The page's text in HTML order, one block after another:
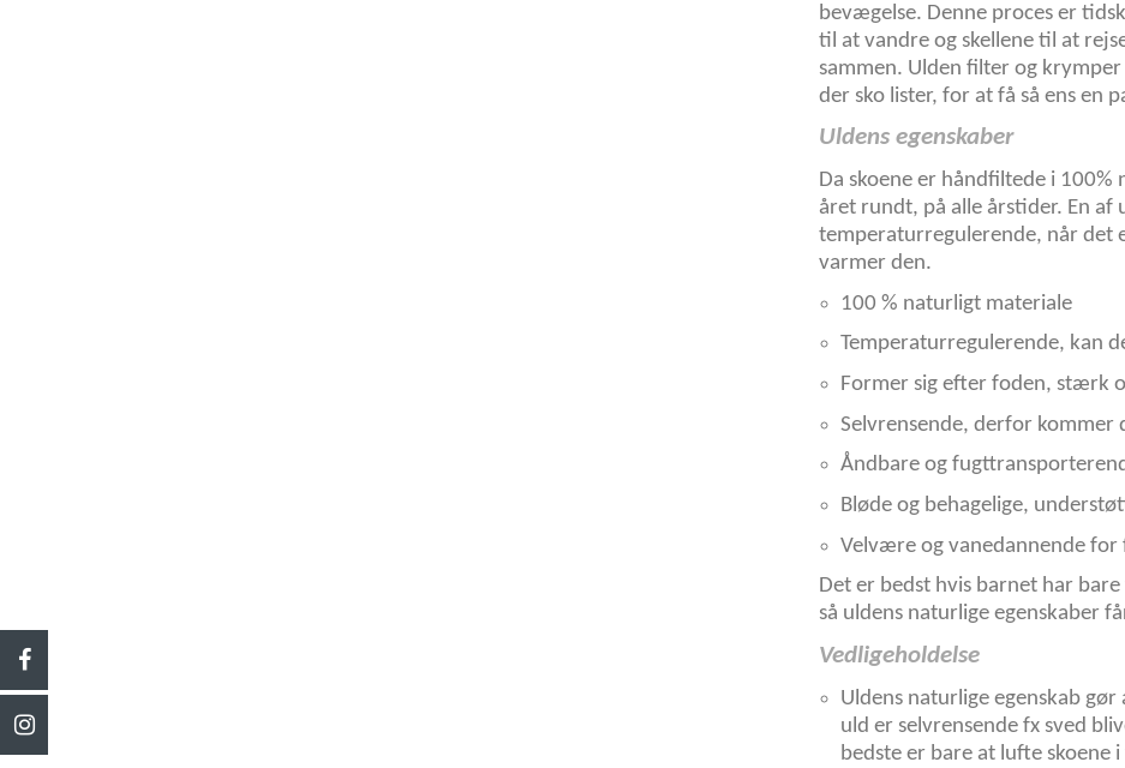
bevægelse. Denne proces er
til at vandre og skellene til at
sammen. Ulden filter og
der sko lister, for at få så ens en
Uldens egenskaber
Da skoene er håndfiltede i 100%
året rundt, på alle årstider. En af
temperaturregulerende, når det
varmer den.
100 % naturligt materiale
Temperaturregulerende, kan
Former sig efter foden, stærk
Selvrensende, derfor kommer
Åndbare og
Bløde og behagelige,
Velvære og vanedannende for
Det er bedst hvis barnet har
så uldens naturlige egenskaber
Vedligeholdelse
Uldens naturlige egenskab
uld er selvrensende fx sved
bedste er bare at lufte skoene